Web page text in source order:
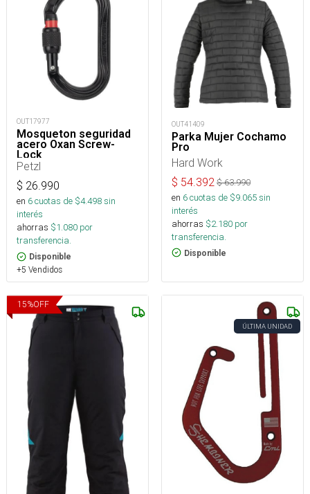
OUT17977
Mosqueton seguridad
acero Oxan Screw-
Lock
Petzl
$ 26.990
en 6cuotas de $4.498sin
interés
ahorras $1.080 por
transferencia.
Disponible
+5 Vendidos
OUT41409
Parka Mujer Cochamo
Pro
Hard Work
$ 54.392 $63.990
en 6cuotas de $9.065sin
interés
ahorras $2.180 por
transferencia.
Disponible
15%OFF
ÚLTIMA UNIDAD